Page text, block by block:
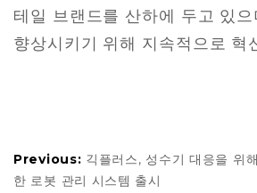
테일 브랜드를 산하에 두고 있
향상시키기 위해 지속적으로 혁
Previous: 긱플러스, 성수기 대응을 위
한 로봇 관리 시스템 출시